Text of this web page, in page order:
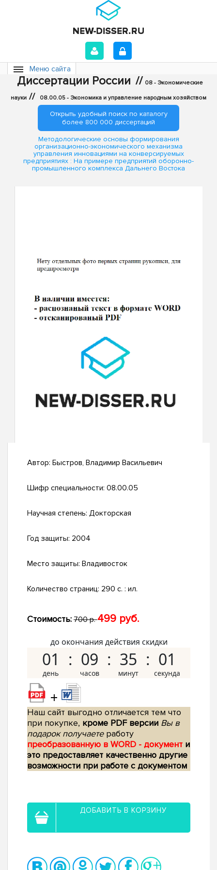
Меню сайта
Диссертации России // 08 - Экономические
науки // 08.00.05 - Экономика и управление народным хозяйством
Открыть удобный поиск по каталогу
более 800 000 диссертаций
Методологические основы формирования
организационно-экономического механизма
управления инновациями на конверсируемых
предприятиях : На примере предприятий оборонно-
промышленного комплекса Дальнего Востока
Автор: Быстров, Владимир Васильевич
Шифр специальности: 08.00.05
Научная степень: Докторская
Год защиты: 2004
Место защиты: Владивосток
Количество страниц: 290 с. : ил.
Стоимость: 700 р.499 руб.
до окончания действия скидки
01 09 35 00
+
Наш сайт выгодно отличается тем что
при покупке, кроме PDF версии Вы в
подарок получаетеработу
преобразованную в WORD - документ и
это предоставляет качественно другие
возможности при работе с документом
ДОБАВИТЬ В КОРЗИНУ